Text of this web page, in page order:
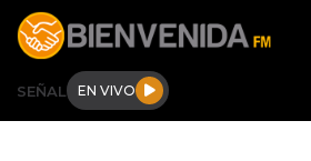
Click acá para ir directamente al
SEÑAL EN VIVO